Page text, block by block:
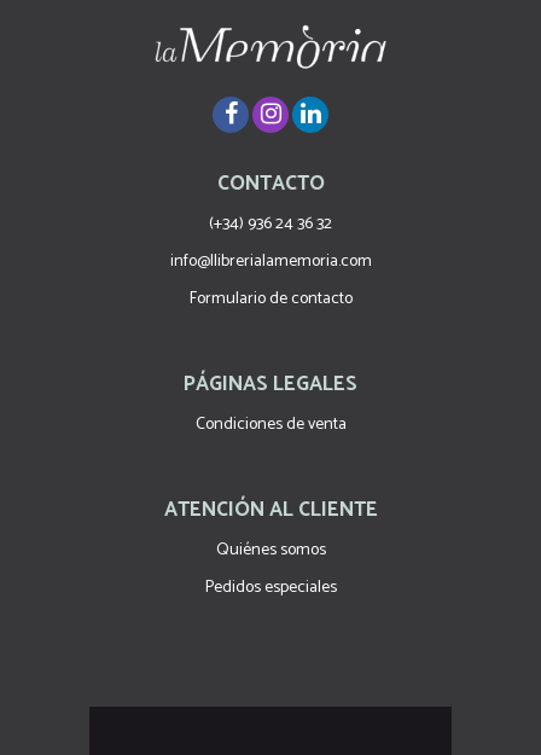
CONTACTO
(+34) 936 24 36 32
info@llibrerialamemoria.com
Formulario de contacto
PÁGINAS LEGALES
Condiciones de venta
ATENCIÓN AL CLIENTE
Quiénes somos
Pedidos especiales